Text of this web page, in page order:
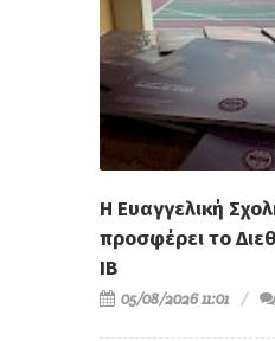
Η Ευαγγελική
προσφέρει το
IB
05/08/2026 11:01